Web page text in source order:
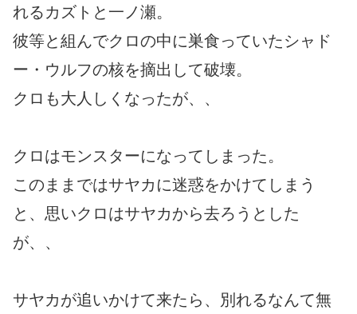
れるカズトと一ノ瀬。
彼等と組んでクロの中に巣食っていたシャド
ー・ウルフの核を摘出して破壊。
クロも大人しくなったが、、
クロはモンスターになってしまった。
このままではサヤカに迷惑をかけてしまう
と、思いクロはサヤカから去ろうとした
が、、
サヤカが追いかけて来たら、別れるなんて無